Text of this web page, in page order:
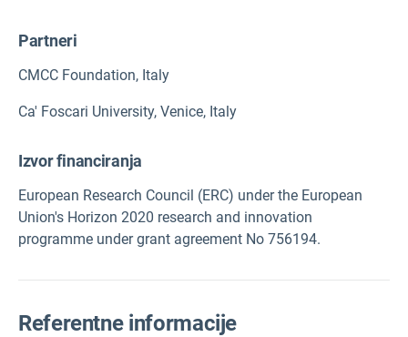
Partneri
CMCC Foundation, Italy
Ca' Foscari University, Venice, Italy
Izvor financiranja
European Research Council (ERC) under the European
Union's Horizon 2020 research and innovation
programme under grant agreement No 756194.
Referentne informacije